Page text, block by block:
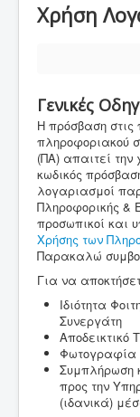
Χρήση
Γενικές
Η πρόσβαση στις
πληροφοριακού
(ΠΑ) απαιτεί την
κωδικός
λογαριασμοί
Πληροφορικής &
προσωπικοί και
Χρήσης των
Παρακαλώ
Για να
Ιδιότητα
Συνεργάτη
Αποδεικτικό
Φωτογραφία
Συμπλήρωση
προς την
(ιδανικά)